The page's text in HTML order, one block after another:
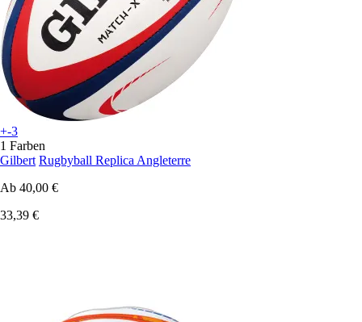
+-3
1 Farben
Gilbert Rugbyball Replica Angleterre
Ab 40,00 €
33,39 €